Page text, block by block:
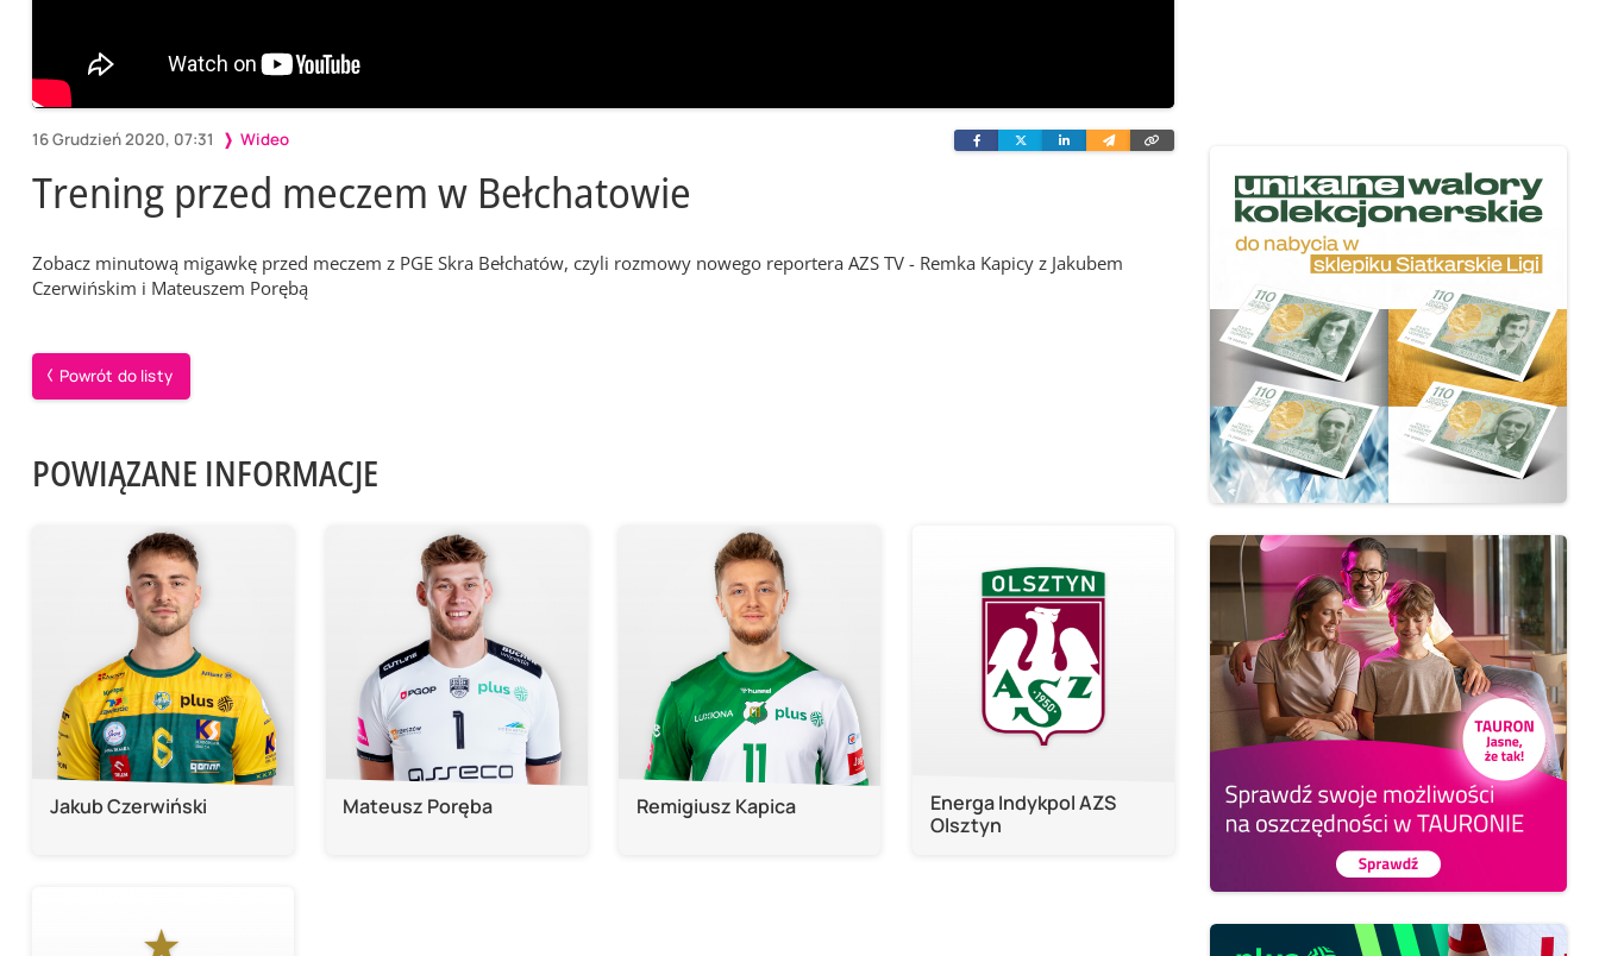
16 Grudzień 2020, 07:31 Wideo FacebookTwitterLinkedinWyślij
e-
link
Trening przed meczem w Bełchatowie
Zobacz minutową migawkę przed meczem z PGE Skra Bełchatów, czyli rozmowy nowego reportera AZS TV - Remka Kapicy z Jakubem
Czerwińskim i Mateuszem Porębą
Powrót do listy
POWIĄZANE INFORMACJE
Jakub Czerwiński Mateusz Poręba Remigiusz Kapica
Energa Indykpol AZS
Olsztyn